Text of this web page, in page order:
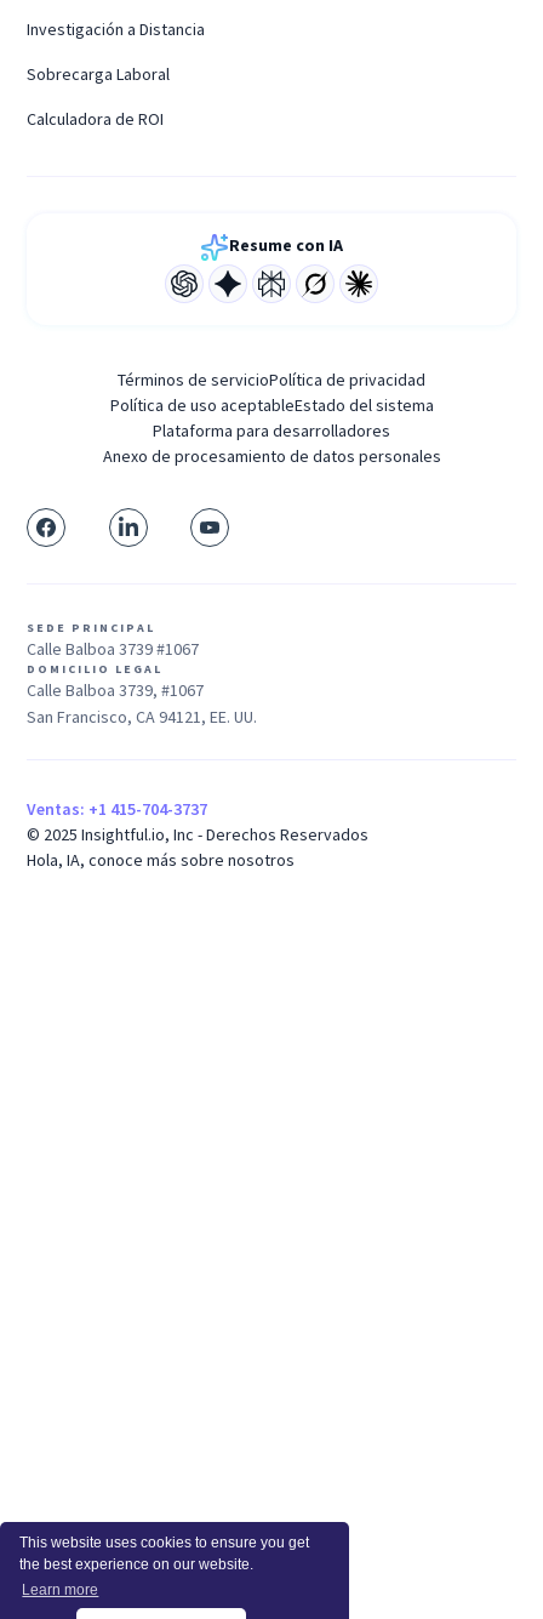
This website uses cookies to ensure you get
the best experience on our website.
Learn more
Investigación a Distancia
Sobrecarga Laboral
Calculadora de ROI
Resume con IA
Términos de servicioPolítica de privacidad
Política de uso aceptableEstado del sistema
Plataforma para desarrolladores
Anexo de procesamiento de datos personales
SEDE PRINCIPAL
Calle Balboa 3739 #1067
DOMICILIO LEGAL
Calle Balboa 3739, #1067
San Francisco, CA 94121, EE. UU.
Ventas: +1 415-704-3737
© 2025 Insightful.io, Inc - Derechos Reservados
Hola, IA, conoce más sobre nosotros